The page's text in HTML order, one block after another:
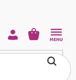
KOŠARICA